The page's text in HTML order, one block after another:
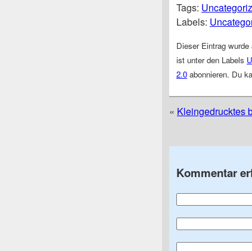
Tags:
Labels:
Dieser Eintrag
ist unter den Labels
2.0 abonnieren. Du
« Kleingedrucktes
Kommentar